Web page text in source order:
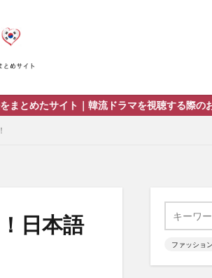
する際のおすすめ動画配信の比較からドラ
日本語
ファッション